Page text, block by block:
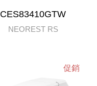
CES83410GTW
NEOREST RS